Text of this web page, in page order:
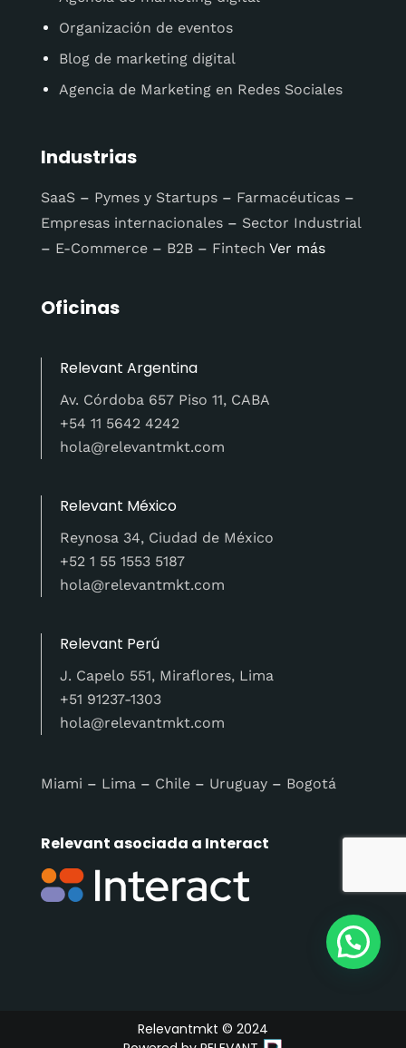
Organización de eventos
Blog de marketing digital
Agencia de Marketing en Redes Sociales
Industrias
SaaS– Pymes y Startups– Farmacéuticas–
Empresas internacionales– Sector Industrial
– E-Commerce– B2B– Fintech Ver más
Oficinas
Relevant Argentina
Av. Córdoba 657 Piso 11, CABA
+54 11 5642 4242
hola@relevantmkt.com
Relevant México
Reynosa 34, Ciudad de México
+52 1 55 1553 5187
hola@relevantmkt.com
Relevant Perú
J. Capelo 551, Miraflores, Lima
+51 91237-1303
hola@relevantmkt.com
Relevant asociada a Interact
Miami – Lima – Chile– Uruguay– Bogotá
Relevantmkt © 2024